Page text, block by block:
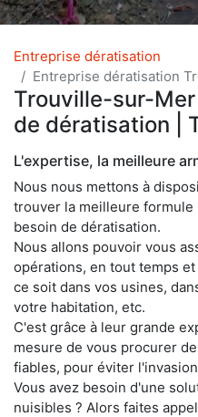
Entreprise dératisation
Entreprise dératisation
Trouville-sur-
de dératisation |
L'expertise, la meilleure
Nous nous mettons à
trouver la meilleure formule
besoin de dératisation.
Nous allons pouvoir vous
opérations, en tout temps
ce soit dans vos usines,
votre habitation, etc.
C'est grâce à leur grande
mesure de vous procurer
fiables, pour éviter
Vous avez besoin d'une
nuisibles ? Alors faites